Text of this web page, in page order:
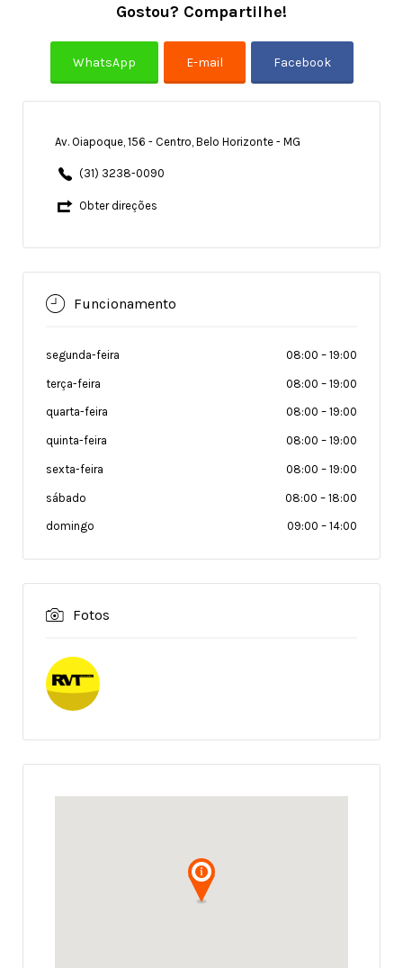
Gostou? Compartilhe!
Av. Oiapoque, 156 - Centro, Belo Horizonte - MG
(31) 3238-0090
Obter direções
Funcionamento
segunda-feira 08:00 – 19:00
terça-feira 08:00 – 19:00
quarta-feira 08:00 – 19:00
quinta-feira 08:00 – 19:00
sexta-feira 08:00 – 19:00
sábado 08:00 – 18:00
domingo 09:00 – 14:00
Fotos